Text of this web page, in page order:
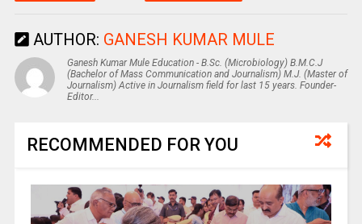
AUTHOR: GANESH KUMAR MULE
Ganesh Kumar Mule Education - B.Sc. (Microbiology) B.M.C.J
(Bachelor of Mass Communication and Journalism) M.J. (Master of
Journalism) Active in Journalism field for last 15 years. Founder-
Editor...
RECOMMENDED FOR YOU